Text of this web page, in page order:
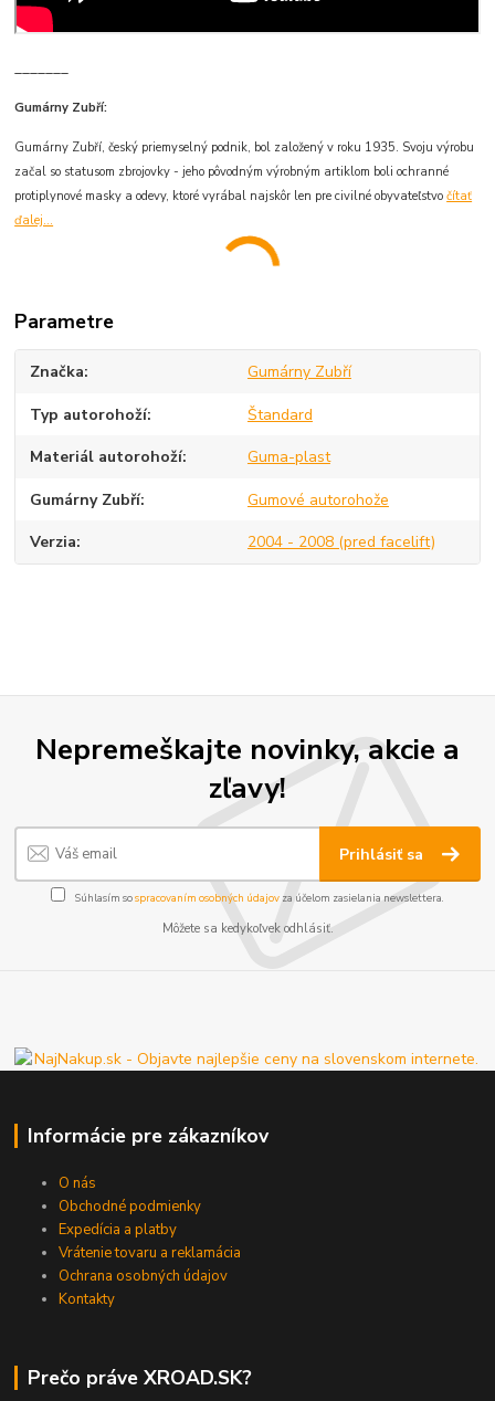
_______
Gumárny Zubří:
Gumárny Zubří, český priemyselný podnik, bol založený v roku 1935. Svoju výrobu
začal so statusom zbrojovky - jeho pôvodným výrobným artiklom boli ochranné
protiplynové masky a odevy, ktoré vyrábal najskôr len pre civilné obyvateľstvočítať
ďalej...
Parametre
Značka Gumárny Zubří
Typ autorohoží Štandard
Materiál autorohoží Guma-plast
Gumárny Zubří Gumové autorohože
Verzia 2004 - 2008 (pred facelift)
Nepremeškajte novinky, akcie a
zľavy!
Prihlásiť sa
Súhlasím sospracovaním osobných údajov za účelom zasielania newslettera.
Môžete sa kedykoľvek odhlásiť.
Informácie pre zákazníkov
O nás
Obchodné podmienky
Expedícia a platby
Vrátenie tovaru a reklamácia
Ochrana osobných údajov
Kontakty
Prečo práve XROAD.SK?